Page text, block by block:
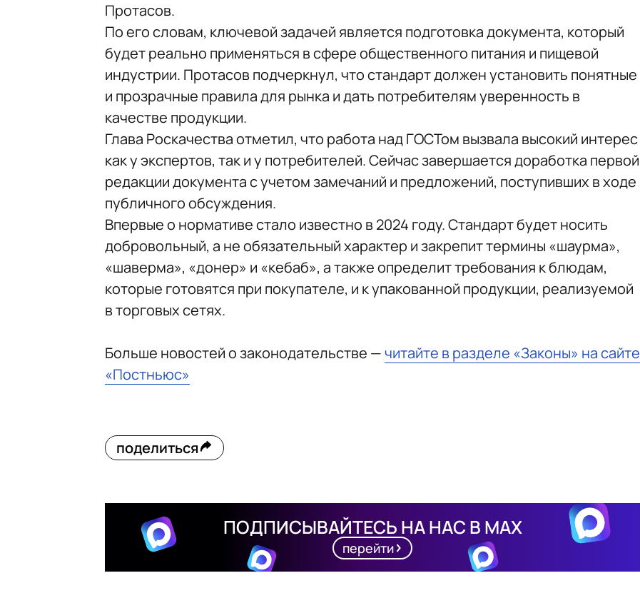
Протасов.
По его словам, ключевой задачей является подготовка документа, который
будет реально применяться в сфере общественного питания и пищевой
индустрии. Протасов подчеркнул, что стандарт должен установить понятные
и прозрачные правила для рынка и дать потребителям уверенность в
качестве продукции.
Глава Роскачества отметил, что работа над ГОСТом вызвала высокий интерес
как у экспертов, так и у потребителей. Сейчас завершается доработка первой
редакции документа с учетом замечаний и предложений, поступивших в ходе
публичного обсуждения.
Впервые о нормативе стало известно в 2024 году. Стандарт будет носить
добровольный, а не обязательный характер и закрепит термины «шаурма»,
«шаверма», «донер» и «кебаб», а также определит требования к блюдам,
которые готовятся при покупателе, и к упакованной продукции, реализуемой
в торговых сетях.
Больше новостей о законодательстве —читайте в разделе «Законы» на сайте
«Постньюс»
поделиться
ПОДПИСЫВАЙТЕСЬ НА НАС В MAX
перейти